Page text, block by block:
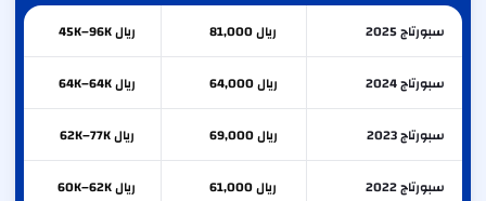
سبورتاج 2025 ريال 81,000 ريال 45K–96K
سبورتاج 2024 ريال 64,000 ريال 64K–64K
سبورتاج 2023 ريال 69,000 ريال 62K–77K
سبورتاج 2022 ريال 61,000 ريال 60K–62K